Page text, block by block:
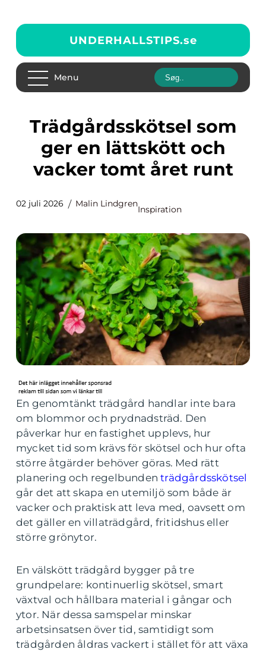
UNDERHALLSTIPS.se
Menu
Trädgårdsskötsel som
ger en lättskött och
vacker tomt året runt
02 juli 2026 Malin Lindgren
Inspiration
En genomtänkt trädgård handlar inte bara
om blommor och prydnadsträd. Den
påverkar hur en fastighet upplevs, hur
mycket tid som krävs för skötsel och hur ofta
större åtgärder behöver göras. Med rätt
planering och regelbundenträdgårdsskötsel
går det att skapa en utemiljö som både är
vacker och praktisk att leva med, oavsett om
det gäller en villaträdgård, fritidshus eller
större grönytor.
En välskött trädgård bygger på tre
grundpelare: kontinuerlig skötsel, smart
växtval och hållbara material i gångar och
ytor. När dessa samspelar minskar
arbetsinsatsen över tid, samtidigt som
trädgården åldras vackert i stället för att växa